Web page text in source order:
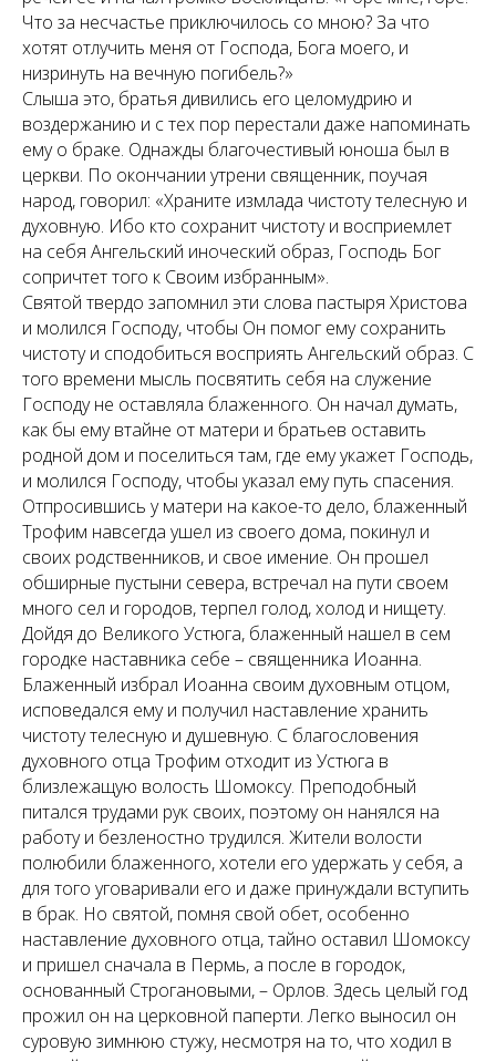
Что за несчастье приключилось со мною? За что
хотят отлучить меня от Господа, Бога моего, и
низринуть на вечную погибель?»
Слыша это, братья дивились его целомудрию и
воздержанию и с тех пор перестали даже напоминать
ему о браке. Однажды благочестивый юноша был в
церкви. По окончании утрени священник, поучая
народ, говорил: «Храните измлада чистоту телесную и
духовную. Ибо кто сохранит чистоту и восприемлет
на себя Ангельский иноческий образ, Господь Бог
сопричтет того к Своим избранным».
Святой твердо запомнил эти слова пастыря Христова
и молился Господу, чтобы Он помог ему сохранить
чистоту и сподобиться восприять Ангельский образ. С
того времени мысль посвятить себя на служение
Господу не оставляла блаженного. Он начал думать,
как бы ему втайне от матери и братьев оставить
родной дом и поселиться там, где ему укажет Господь,
и молился Господу, чтобы указал ему путь спасения.
Отпросившись у матери на какое-то дело, блаженный
Трофим навсегда ушел из своего дома, покинул и
своих родственников, и свое имение. Он прошел
обширные пустыни севера, встречал на пути своем
много сел и городов, терпел голод, холод и нищету.
Дойдя до Великого Устюга, блаженный нашел в сем
городке наставника себе – священника Иоанна.
Блаженный избрал Иоанна своим духовным отцом,
исповедался ему и получил наставление хранить
чистоту телесную и душевную. С благословения
духовного отца Трофим отходит из Устюга в
близлежащую волость Шомоксу. Преподобный
питался трудами рук своих, поэтому он нанялся на
работу и безленостно трудился. Жители волости
полюбили блаженного, хотели его удержать у себя, а
для того уговаривали его и даже принуждали вступить
в брак. Но святой, помня свой обет, особенно
наставление духовного отца, тайно оставил Шомоксу
и пришел сначала в Пермь, а после в городок,
основанный Строгановыми, – Орлов. Здесь целый год
прожил он на церковной паперти. Легко выносил он
суровую зимнюю стужу, несмотря на то, что ходил в